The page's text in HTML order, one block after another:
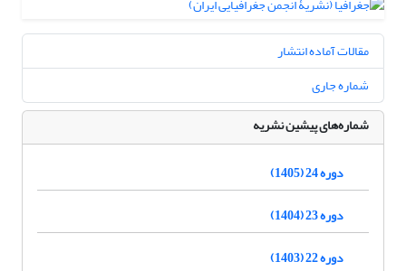
مقالات آماده انتشار
شماره جاری
شماره‌های پیشین نشریه
دوره 24 (1405)
دوره 23 (1404)
دوره 22 (1403)